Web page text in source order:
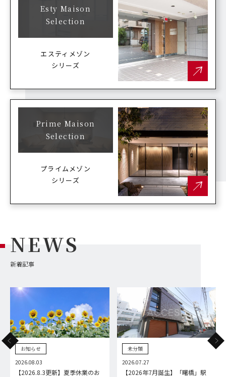
Esty Maison
Selection
エスティメゾン
シリーズ
Prime Maison
Selection
プライムメゾン
シリーズ
NEWS
新着記事
お知らせ
2026.08.03
【2026.8.3更新】夏季休業のお
未分類
2026.07.27
【2026年7月誕生】「曙橋」駅